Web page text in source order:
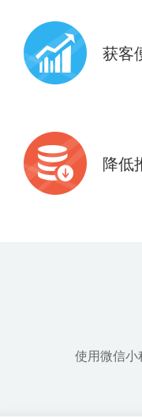
获客
6亿+微信支付用户
降低
使用微信